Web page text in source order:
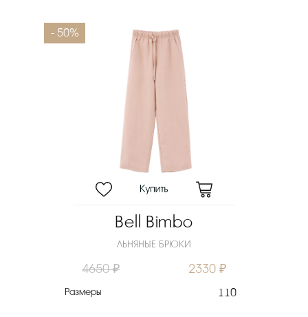
- 50%
Bell Bimbo
ЛЬНЯНЫЕ БРЮКИ
4650 ₽ 2330 ₽
Размеры 110